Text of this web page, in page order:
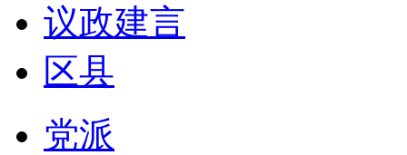
议政建言
区县
党派